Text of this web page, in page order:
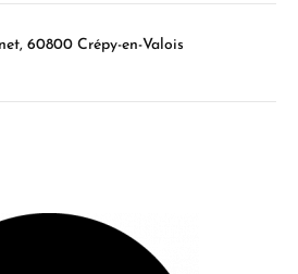
60800 Crépy-en-Valois